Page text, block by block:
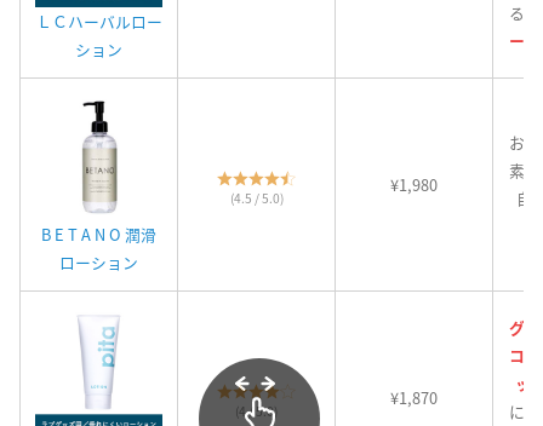
ＬＣハーバルロー
ション
る。
ージ
B E T A N O 潤滑
ローション
(4.5 / 5.0)
¥1,980
お
素
自
(4 / 5.0)
¥1,870
グ
コ
ッ
に